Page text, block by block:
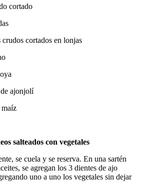
cortado
crudos cortados en lonjas
de ajonjolí
maíz
salteados con vegetales
se cuela y se reserva. En una sartén
se agregan los 3 dientes de ajo
uno a uno los vegetales sin dejar